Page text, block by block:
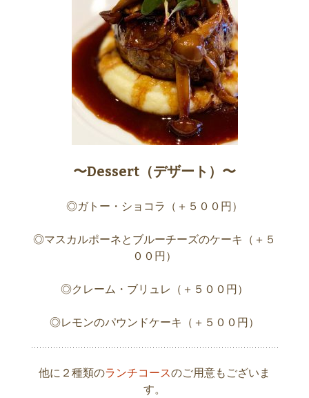
〜Dessert（デザート）〜
◎ガトー・ショコラ（＋５００円）
◎マスカルポーネとブルーチーズのケーキ（＋５
００円）
◎クレーム・ブリュレ（＋５００円）
◎レモンのパウンドケーキ（＋５００円）
他に２種類のランチコースのご用意もございま
す。